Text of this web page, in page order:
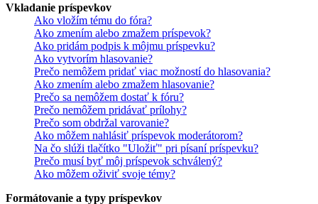
Vkladanie príspevkov
Ako vložím tému do fóra?
Ako zmením alebo zmažem príspevok?
Ako pridám podpis k môjmu príspevku?
Ako vytvorím hlasovanie?
Prečo nemôžem pridať viac možností do hlasovania?
Ako zmením alebo zmažem hlasovanie?
Prečo sa nemôžem dostať k fóru?
Prečo nemôžem pridávať prílohy?
Prečo som obdržal varovanie?
Ako môžem nahlásiť príspevok moderátorom?
Na čo slúži tlačítko "Uložiť" pri písaní príspevku?
Prečo musí byť môj príspevok schválený?
Ako môžem oživiť svoje témy?
Formátovanie a typy príspevkov